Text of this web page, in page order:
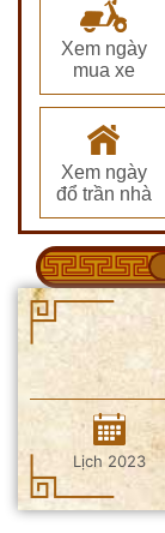
Xem ngày
mua xe
Xem ngày
đổ trần nhà
Lịch 2023